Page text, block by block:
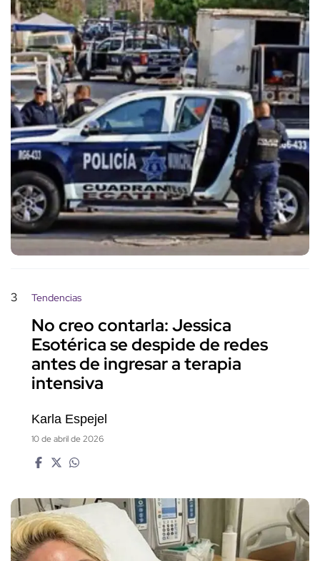
3 Tendencias
No creo contarla: Jessica
Esotérica se despide de redes
antes de ingresar a terapia
intensiva
Karla Espejel
10 de abril de 2026